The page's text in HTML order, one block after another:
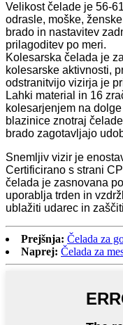
Velikost čelade je 56-
odrasle, moške,
brado in nastavitev
prilagoditev po meri.
Kolesarska čelada je
kolesarske aktivnosti,
odstranitvijo vizirja je
Lahki material in 16
kolesarjenjem na
blazinice znotraj
brado zagotavljajo
Snemljiv vizir je
Certificirano s strani
čelada je zasnovana
uporablja trden in
ublažiti udarec in
Prejšnja: Čelada za
Naprej: Čelada za